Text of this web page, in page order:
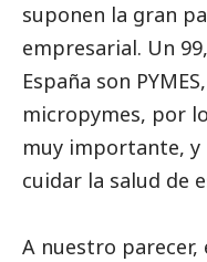
suponen la gran
empresarial. Un
España son PYMES
micropymes, por
muy importante, y
cuidar la salud de
A nuestro parecer,